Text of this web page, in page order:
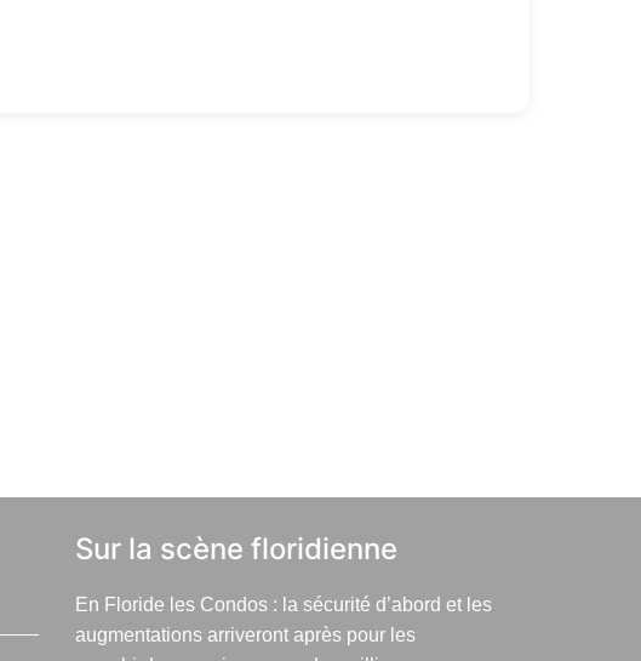
Sur la scène floridienne
En Floride les Condos : la sécurité d’abord et les
augmentations arriveront après pour les